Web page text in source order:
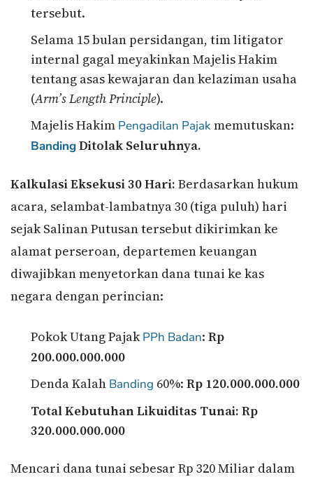
tersebut.
Selama 15 bulan persidangan, tim litigator
internal gagal meyakinkan Majelis Hakim
tentang asas kewajaran dan kelaziman usaha
(Arm’s Length Principle).
Majelis Hakim Pengadilan Pajakmemutuskan:
BandingDitolak Seluruhnya.
Kalkulasi Eksekusi 30 Hari: Berdasarkan hukum
acara, selambat-lambatnya 30 (tiga puluh) hari
sejak Salinan Putusan tersebut dikirimkan ke
alamat perseroan, departemen keuangan
diwajibkan menyetorkan dana tunai ke kas
negara dengan perincian:
Pokok Utang PajakPPh Badan: Rp
200.000.000.000
Denda Kalah Banding 60%: Rp 120.000.000.000
Total Kebutuhan Likuiditas Tunai: Rp
320.000.000.000
Mencari dana tunai sebesar Rp 320 Miliar dalam